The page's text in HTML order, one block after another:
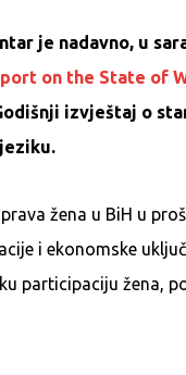
je nadavno, u
on the State of
izvještaj o
žena u BiH u
i ekonomske
participaciju žena,